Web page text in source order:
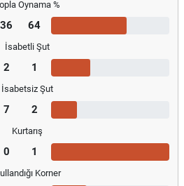
Oynama %
36 64
İsabetli Şut
2 1
İsabetsiz Şut
7 2
Kurtarış
0 1
Korner